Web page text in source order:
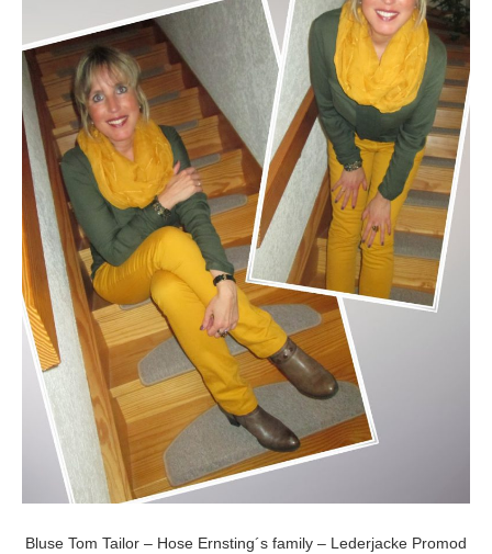
Bluse Tom Tailor – Hose Ernsting´s family – Lederjacke Promod